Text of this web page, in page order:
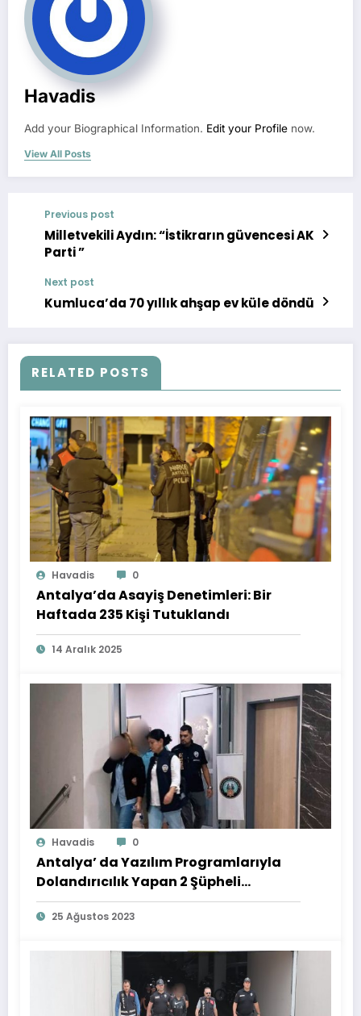
Havadis
Add your Biographical Information. Edit your Profile now.
View All Posts
Previous post
Milletvekili Aydın: “İstikrarın güvencesi AK
Parti ”
Next post
Kumluca’da 70 yıllık ahşap ev küle döndü
RELATED POSTS
Havadis 0
Antalya’da Asayiş Denetimleri: Bir
Haftada 235 Kişi Tutuklandı
14 Aralık 2025
Havadis 0
Antalya’ da Yazılım Programlarıyla
Dolandırıcılık Yapan 2 Şüpheli
Yakalandı
25 Ağustos 2023